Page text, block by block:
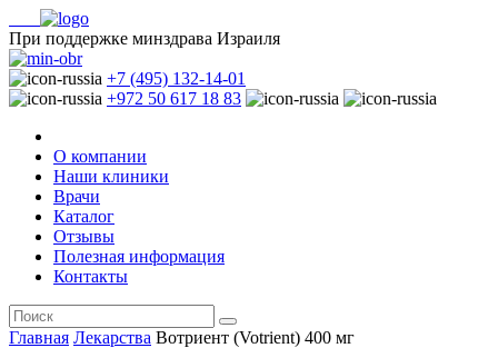
При поддержке минздрава Израиля
+7 (495) 132-14-01
+972 50 617 18 83
О компании
Наши клиники
Врачи
Каталог
Отзывы
Полезная информация
Контакты
Главная Лекарства Вотриент (Votrient) 400 мг